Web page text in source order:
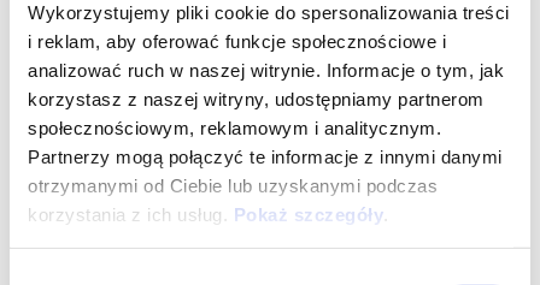
Wykorzystujemy pliki cookie do spersonalizowania treści
i reklam, aby oferować funkcje społecznościowe i
analizować ruch w naszej witrynie. Informacje o tym, jak
korzystasz z naszej witryny, udostępniamy partnerom
społecznościowym, reklamowym i analitycznym.
Partnerzy mogą połączyć te informacje z innymi danymi
otrzymanymi od Ciebie lub uzyskanymi podczas
korzystania z ich usług. Pokaż szczegóły